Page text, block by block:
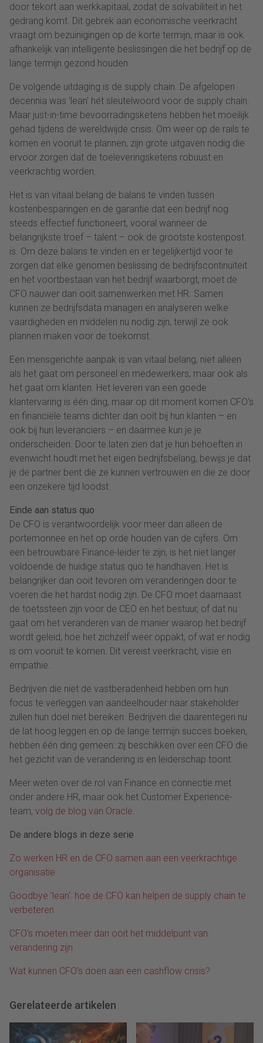
door tekort aan werkkapitaal, zodat de solvabiliteit in het
gedrang komt. Dit gebrek aan economische veerkracht
vraagt om bezuinigingen op de korte termijn, maar is ook
afhankelijk van intelligente beslissingen die het bedrijf op de
lange termijn gezond houden.
De volgende uitdaging is de supply chain. De afgelopen
decennia was ‘lean’ hét sleutelwoord voor de supply chain.
Maar just-in-time bevoorradingsketens hebben het moeilijk
gehad tijdens de wereldwijde crisis. Om weer op de rails te
komen en vooruit te plannen, zijn grote uitgaven nodig die
ervoor zorgen dat de toeleveringsketens robuust en
veerkrachtig worden.
Het is van vitaal belang de balans te vinden tussen
kostenbesparingen en de garantie dat een bedrijf nog
steeds effectief functioneert, vooral wanneer de
belangrijkste troef – talent – ook de grootste kostenpost
is. Om deze balans te vinden en er tegelijkertijd voor te
zorgen dat elke genomen beslissing de bedrijfscontinuïteit
en het voortbestaan van het bedrijf waarborgt, moet de
CFO nauwer dan ooit samenwerken met HR. Samen
kunnen ze bedrijfsdata managen en analyseren welke
vaardigheden en middelen nu nodig zijn, terwijl ze ook
plannen maken voor de toekomst.
Een mensgerichte aanpak is van vitaal belang, niet alleen
als het gaat om personeel en medewerkers, maar ook als
het gaat om klanten. Het leveren van een goede
klantervaring is één ding, maar op dit moment komen CFO's
en financiële teams dichter dan ooit bij hun klanten – en
ook bij hun leveranciers – en daarmee kun je je
onderscheiden. Door te laten zien dat je hun behoeften in
evenwicht houdt met het eigen bedrijfsbelang, bewijs je dat
je de partner bent die ze kunnen vertrouwen en die ze door
een onzekere tijd loodst.
Einde aan status quo
De CFO is verantwoordelijk voor meer dan alleen de
portemonnee en het op orde houden van de cijfers. Om
een betrouwbare Finance-leider te zijn, is het niet langer
voldoende de huidige status quo te handhaven. Het is
belangrijker dan ooit tevoren om veranderingen door te
voeren die het hardst nodig zijn. De CFO moet daarnaast
de toetssteen zijn voor de CEO en het bestuur, of dat nu
gaat om het veranderen van de manier waarop het bedrijf
wordt geleid, hoe het zichzelf weer oppakt, of wat er nodig
is om vooruit te komen. Dit vereist veerkracht, visie en
empathie.
Bedrijven die niet de vastberadenheid hebben om hun
focus te verleggen van aandeelhouder naar stakeholder
zullen hun doel niet bereiken. Bedrijven die daarentegen nu
de lat hoog leggen en op de lange termijn succes boeken,
hebben één ding gemeen: zij beschikken over een CFO die
het gezicht van de verandering is en leiderschap toont.
Meer weten over de rol van Finance en connectie met
onder andere HR, maar ook het Customer Experience-
team, volg de blog van Oracle
De andere blogs in deze serie
Zo werken HR en de CFO samen aan een veerkrachtige
organisatie
Goodbye 'lean': hoe de CFO kan helpen de supply chain te
verbeteren
CFO's moeten meer dan ooit het middelpunt van
verandering zijn
Wat kunnen CFO’s doen aan een cashflow crisis?
Gerelateerde artikelen